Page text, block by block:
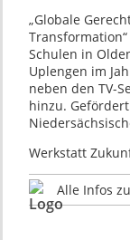
„Globale
Schulen in
Uplengen im
neben den TV-
hinzu.
Werkstatt
Alle Infos